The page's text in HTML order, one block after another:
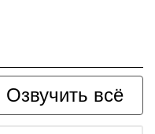
Озвучить всё